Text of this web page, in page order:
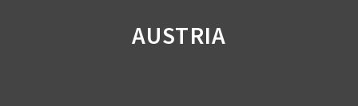
AUSTRIA